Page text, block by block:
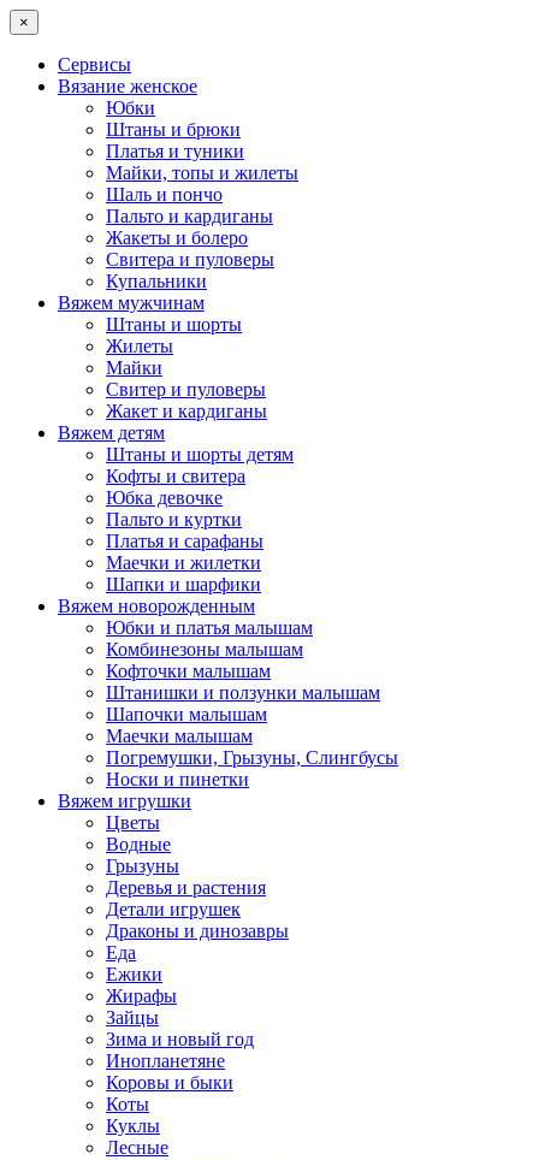
×
Сервисы
Вязание женское
Юбки
Штаны и брюки
Платья и туники
Майки, топы и жилеты
Шаль и пончо
Пальто и кардиганы
Жакеты и болеро
Свитера и пуловеры
Купальники
Вяжем мужчинам
Штаны и шорты
Жилеты
Майки
Свитер и пуловеры
Жакет и кардиганы
Вяжем детям
Штаны и шорты детям
Кофты и свитера
Юбка девочке
Пальто и куртки
Платья и сарафаны
Маечки и жилетки
Шапки и шарфики
Вяжем новорожденным
Юбки и платья малышам
Комбинезоны малышам
Кофточки малышам
Штанишки и ползунки малышам
Шапочки малышам
Маечки малышам
Погремушки, Грызуны, Слингбусы
Носки и пинетки
Вяжем игрушки
Цветы
Водные
Грызуны
Деревья и растения
Детали игрушек
Драконы и динозавры
Еда
Ежики
Жирафы
Зайцы
Зима и новый год
Инопланетяне
Коровы и быки
Коты
Куклы
Лесные